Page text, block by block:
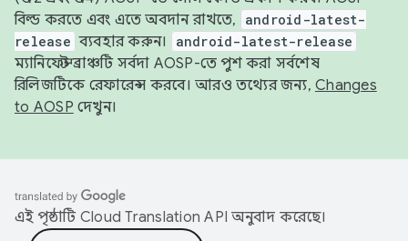
বিল্ড করতে এবং এতে অবদান রাখতে,
android-latest-
release ব্যবহার করুন। android-latest-release
ম্যানিফেস্ট ব্রাঞ্চটি সর্বদা AOSP-তে পুশ করা সর্বশেষ
রিলিজটিকে রেফারেন্স করবে। আরও তথ্যের জন্য, Changes
to AOSP দেখুন।
এই পৃষ্ঠাটি Cloud Translation API অনুবাদ করেছে।